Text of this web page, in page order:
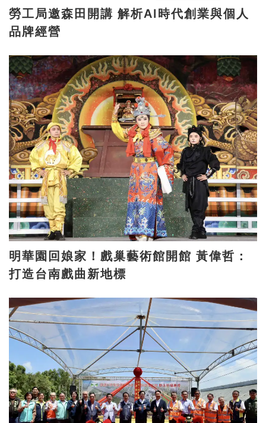
勞工局邀森田開講 解析AI時代創業與個人
品牌經營
明華園回娘家！戲巢藝術館開館 黃偉哲：
打造台南戲曲新地標